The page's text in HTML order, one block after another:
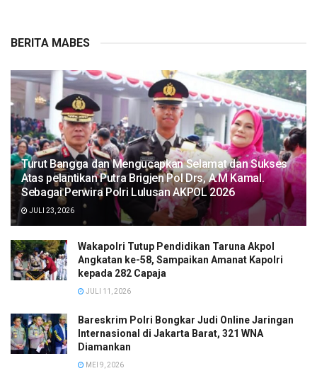
BERITA MABES
Turut Bangga dan Mengucapkan Selamat dan Sukses
Atas pelantikan Putra Brigjen Pol Drs, A.M Kamal.
Sebagai Perwira Polri Lulusan AKPOL 2026
JULI 23, 2026
Wakapolri Tutup Pendidikan Taruna Akpol
Angkatan ke-58, Sampaikan Amanat Kapolri
kepada 282 Capaja
JULI 11, 2026
Bareskrim Polri Bongkar Judi Online Jaringan
Internasional di Jakarta Barat, 321 WNA
Diamankan
MEI 9, 2026